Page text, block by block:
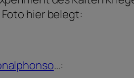
hier belegt:
…: